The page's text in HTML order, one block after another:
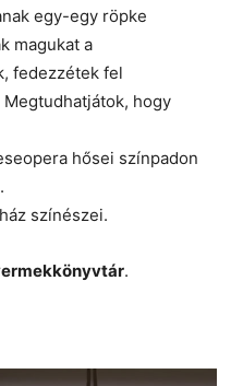
egy-egy röpke
magukat a
fedezzétek fel
Megtudhatjátok, hogy
hősei színpadon
színészei.
.